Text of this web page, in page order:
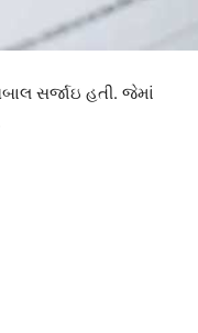
સર્જાઇ હતી. જેમાં